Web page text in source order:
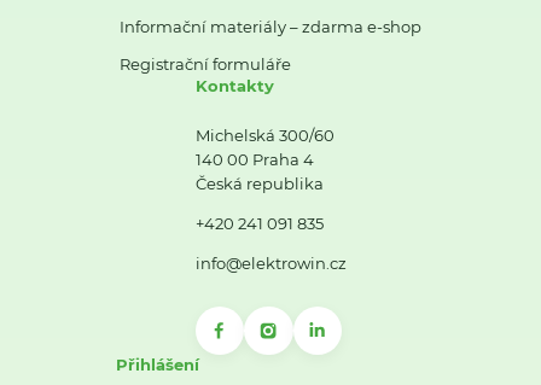
Informační materiály – zdarma e-shop
Registrační formuláře
Kontakty
Michelská 300/60
140 00 Praha 4
Česká republika
+420 241 091 835
info@elektrowin.cz
Přihlášení